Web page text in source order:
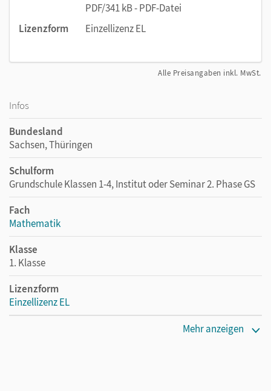
PDF/341 kB - PDF-Datei
Lizenzform
Einzellizenz EL
Alle Preisangaben inkl. MwSt.
Infos
Bundesland
Sachsen, Thüringen
Schulform
Grundschule Klassen 1-4, Institut oder Seminar 2. Phase GS
Fach
Mathematik
Klasse
1. Klasse
Lizenzform
Einzellizenz EL
Mehr anzeigen